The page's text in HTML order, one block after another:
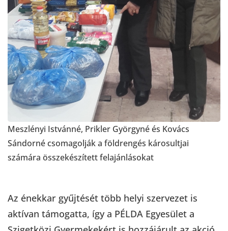
Meszlényi Istvánné, Prikler Györgyné és Kovács
Sándorné csomagolják a földrengés károsultjai
számára összekészített felajánlásokat
Az énekkar gyűjtését több helyi szervezet is
aktívan támogatta, így a PÉLDA Egyesület a